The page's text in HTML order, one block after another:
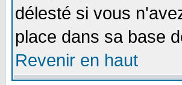
délesté si vous
place dans sa base
Revenir en haut